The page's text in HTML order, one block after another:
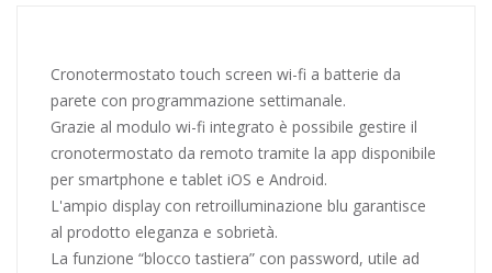
Cronotermostato touch screen wi-fi a batterie da
parete con programmazione settimanale.
Grazie al modulo wi-fi integrato è possibile gestire il
cronotermostato da remoto tramite la app disponibile
per smartphone e tablet iOS e Android.
L'ampio display con retroilluminazione blu garantisce
al prodotto eleganza e sobrietà.
La funzione “blocco tastiera” con password, utile ad